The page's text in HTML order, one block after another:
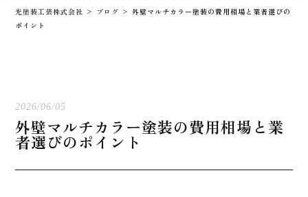
光塗装工芸株式会社 > ブログ >外壁マルチカラー塗装の費用相場と業者選びの
ポイント
2026/06/05
外壁マルチカラー塗装の費用相場と業
者選びのポイント